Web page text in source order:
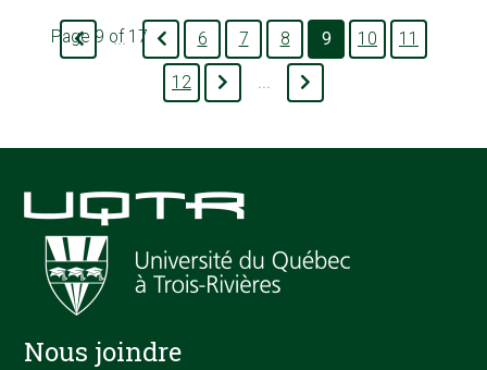
Page 9 of 17
... 6 7 8 9 10 11
12
Nous joindre